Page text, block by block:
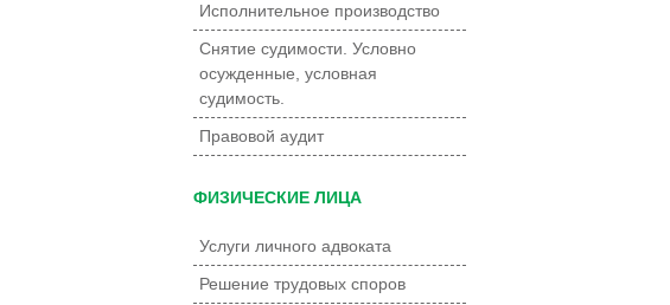
Исполнительное производство
Снятие судимости. Условно
осужденные, условная
судимость.
Правовой аудит
ФИЗИЧЕСКИЕ ЛИЦА
Услуги личного адвоката
Решение трудовых споров